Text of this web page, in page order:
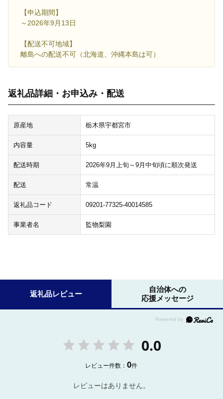
【申込期間】
～2026年9月13日
【配送不可地域】
離島への配送不可（北海道、沖縄本島は可）
返礼品詳細・お申込み・配送
原産地 栃木県宇都宮市
内容量 5kg
配送時期 2026年9月上旬～9月中旬頃に順次発送
配送 常温
返礼品コード 09201-77325-40014585
事業者名 監物梨園
返礼品レビュー
自治体への
応援メッセージ
0.0
レビュー件数：0件
レビューはありません。